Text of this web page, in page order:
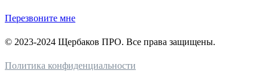
Перезвоните мне
© 2023-2024 Щербаков ПРО. Все права защищены.
Политика конфиденциальности